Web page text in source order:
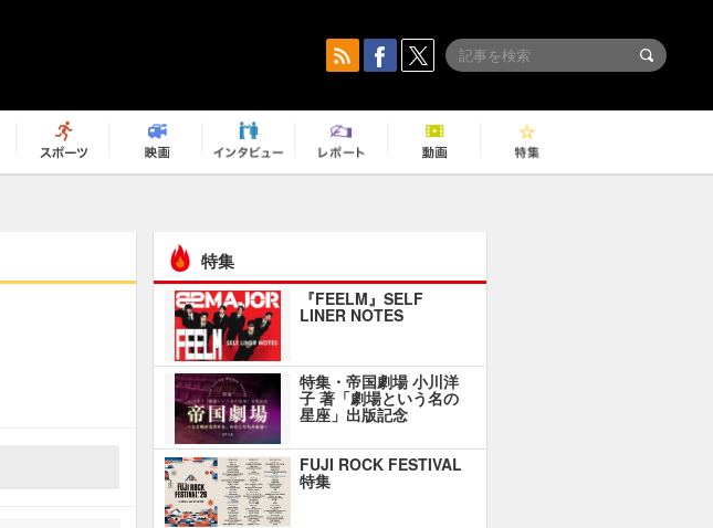
特集
『FEELM』SELF
LINER NOTES
特集・帝国劇場 小川洋
子 著「劇場という名の
星座」出版記念
FUJI ROCK FESTIVAL
特集